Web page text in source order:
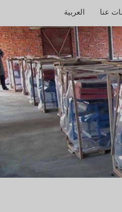
عنا العربية